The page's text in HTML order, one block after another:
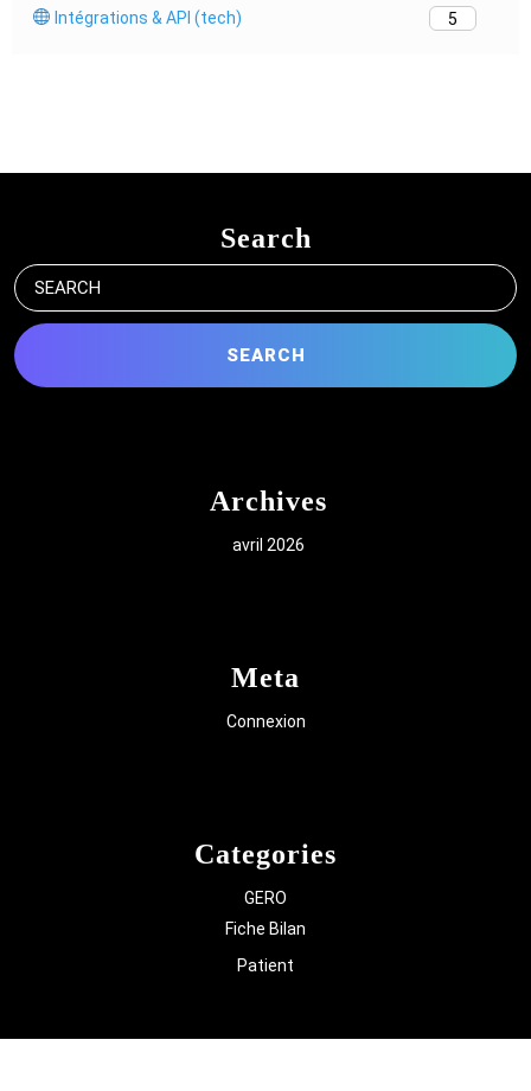
Intégrations & API (tech)
5
Search
Search
for:
Archives
avril 2026
Meta
Connexion
Categories
GERO
Fiche Bilan
Patient